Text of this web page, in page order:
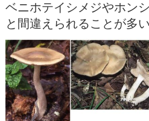
ベニホテイシメジやホン
と間違えられることが多い